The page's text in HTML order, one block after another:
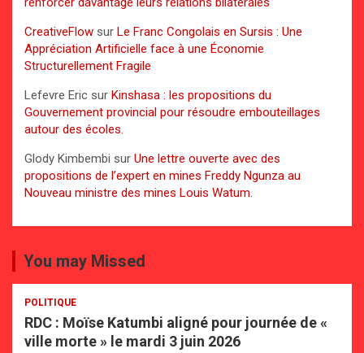
CreativeFlow sur Le Franc Congolais en Sursis : Une
Appréciation Artificielle face à une Économie
Structurellement Fragile
Lefevre Eric sur Kinshasa : les propositions du
Gouvernement provincial pour résoudre embouteillages
autour des écoles.
Glody Kimbembi sur Une lettre ouverte avec des
propositions de l’expert en mines Freddy Ngunza au
Nouveau ministre des mines Louis Watum.
You may Missed
POLITIQUE
RDC : Moïse Katumbi aligné pour journée de «
ville morte » le mardi 3 juin 2026